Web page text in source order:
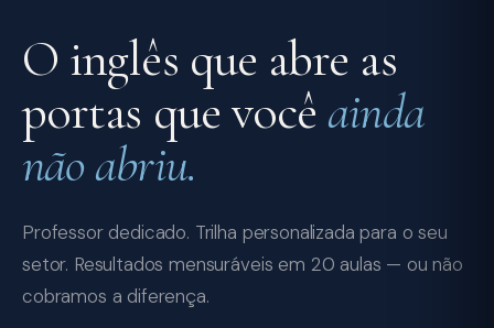
O inglês que abre as
portas que você ainda
não abriu.
Professor dedicado. Trilha personalizada para o seu
setor. Resultados mensuráveis em 20 aulas — ou não
cobramos a diferença.